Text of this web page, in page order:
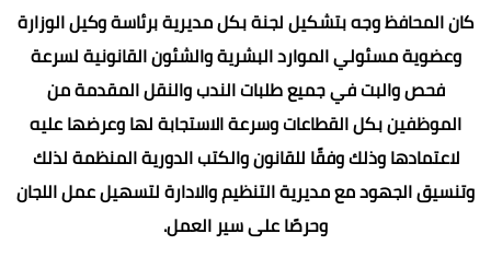
كان المحافظ وجه بتشكيل لجنة بكل مديرية برئاسة وكيل الوزارة
وعضوية مسئولي الموارد البشرية والشئون القانونية لسرعة
فحص والبت في جميع طلبات الندب والنقل المقدمة من
الموظفين بكل القطاعات وسرعة الاستجابة لها وعرضها عليه
لاعتمادها وذلك وفقًا للقانون والكتب الدورية المنظمة لذلك
وتنسيق الجهود مع مديرية التنظيم والادارة لتسهيل عمل اللجان
وحرصًا على سير العمل.